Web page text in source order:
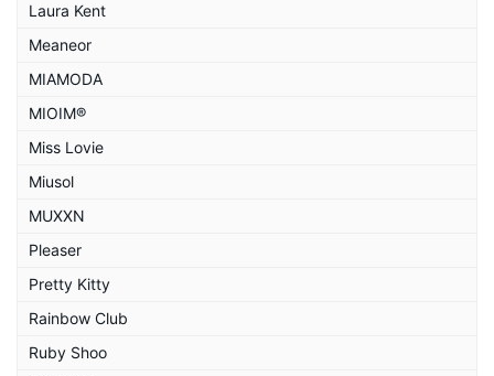
Laura Kent
Meaneor
MIAMODA
MIOIM®
Miss Lovie
Miusol
MUXXN
Pleaser
Pretty Kitty
Rainbow Club
Ruby Shoo